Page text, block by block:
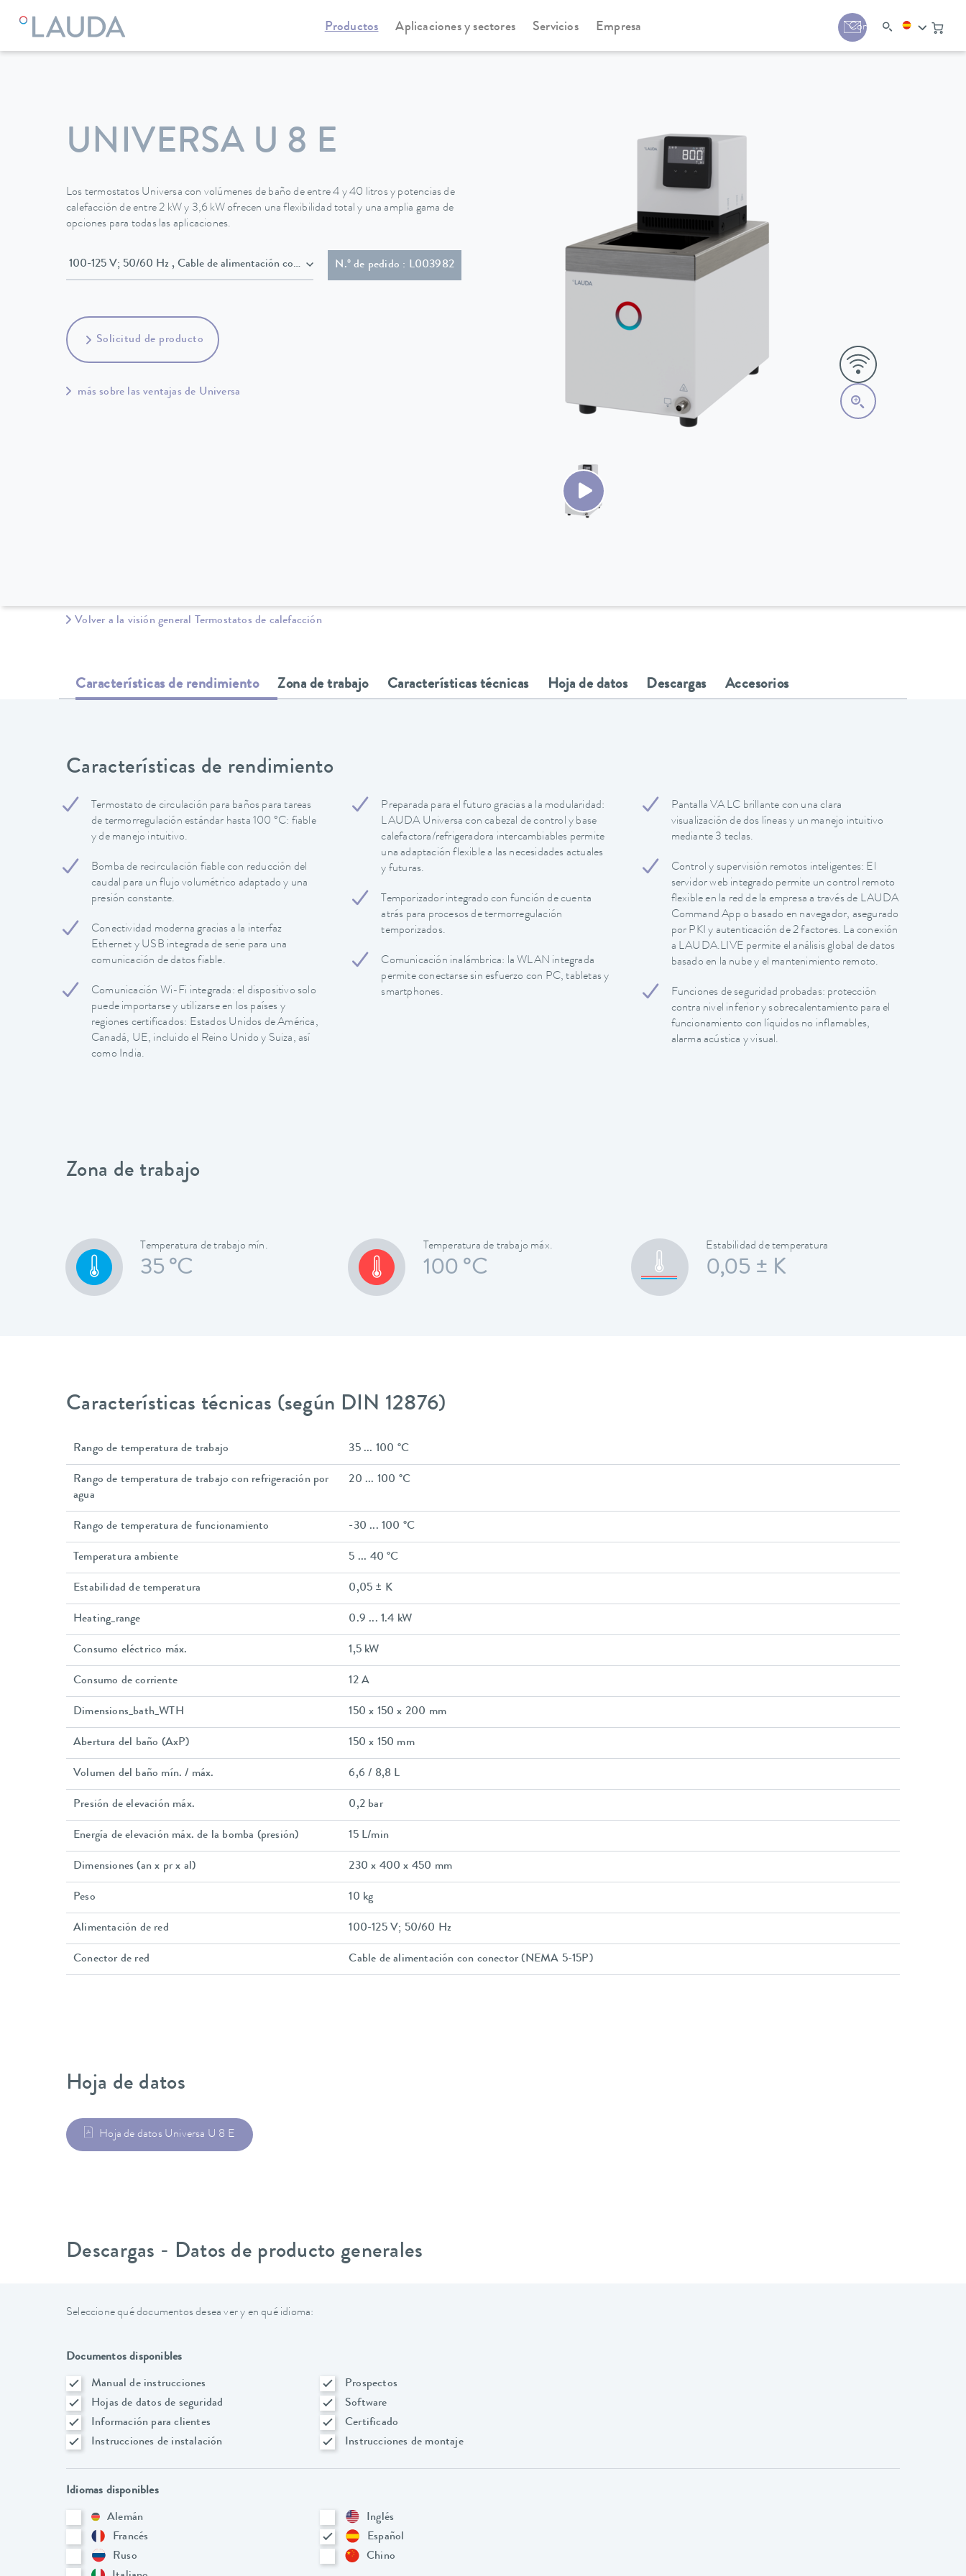
Productos Aplicaciones y sectores Servicios Empresa Contacto
LAUDA Equipos de termorregulación Termostatos de calefacción Universa
UNIVERSA U 8 E
Los termostatos Universa con volúmenes de baño de entre 4 y 40 litros y potencias de
calefacción de entre 2 kW y 3,6 kW ofrecen una flexibilidad total y una amplia gama de
opciones para todas las aplicaciones.
100-125 V; 50/60 Hz , Cable de alimentación con conector (NEMA 5-15P)
N.º de pedido : L003982
Solicitud de producto
más sobre las ventajas de Universa
Volver a la visión general Termostatos de calefacción
Características de rendimiento Zona de trabajo Características técnicas Hoja de datos Descargas Accesorios
Características de rendimiento
Termostato de circulación para baños para tareas
de termorregulación estándar hasta 100 °C: fiable
y de manejo intuitivo.
Bomba de recirculación fiable con reducción del
caudal para un flujo volumétrico adaptado y una
presión constante.
Conectividad moderna gracias a la interfaz
Ethernet y USB integrada de serie para una
comunicación de datos fiable.
Comunicación Wi-Fi integrada: el dispositivo solo
puede importarse y utilizarse en los países y
regiones certificados: Estados Unidos de América,
Canadá, UE, incluido el Reino Unido y Suiza, así
como India.
Preparada para el futuro gracias a la modularidad:
LAUDA Universa con cabezal de control y base
calefactora/refrigeradora intercambiables permite
una adaptación flexible a las necesidades actuales
y futuras.
Temporizador integrado con función de cuenta
atrás para procesos de termorregulación
temporizados.
Comunicación inalámbrica: la WLAN integrada
permite conectarse sin esfuerzo con PC, tabletas y
smartphones.
Pantalla VA LC brillante con una clara
visualización de dos líneas y un manejo intuitivo
mediante 3 teclas.
Control y supervisión remotos inteligentes: El
servidor web integrado permite un control remoto
flexible en la red de la empresa a través de LAUDA
Command App o basado en navegador, asegurado
por PKI y autenticación de 2 factores. La conexión
a LAUDA.LIVE permite el análisis global de datos
basado en la nube y el mantenimiento remoto.
Funciones de seguridad probadas: protección
contra nivel inferior y sobrecalentamiento para el
funcionamiento con líquidos no inflamables,
alarma acústica y visual.
Zona de trabajo
Temperatura de trabajo mín.
35 °C
Temperatura de trabajo máx.
100 °C
Estabilidad de temperatura
0,05 ± K
Características técnicas (según DIN 12876)
Rango de temperatura de trabajo 35 ... 100 °C
Rango de temperatura de trabajo con refrigeración por
agua
20 ... 100 °C
Rango de temperatura de funcionamiento -30 ... 100 °C
Temperatura ambiente 5 ... 40 °C
Estabilidad de temperatura 0,05 ± K
Heating_range 0.9 ... 1.4 kW
Consumo eléctrico máx. 1,5 kW
Consumo de corriente 12 A
Dimensions_bath_WTH 150 x 150 x 200 mm
Abertura del baño (AxP) 150 x 150 mm
Volumen del baño mín. / máx. 6,6 / 8,8 L
Presión de elevación máx. 0,2 bar
Energía de elevación máx. de la bomba (presión) 15 L/min
Dimensiones (an x pr x al) 230 x 400 x 450 mm
Peso 10 kg
Alimentación de red 100-125 V; 50/60 Hz
Conector de red Cable de alimentación con conector (NEMA 5-15P)
Hoja de datos
Hoja de datos Universa U 8 E
Descargas - Datos de producto generales
Seleccione qué documentos desea ver y en qué idioma:
Documentos disponibles
Manual de instrucciones
Prospectos
Hojas de datos de seguridad
Software
Información para clientes
Certificado
Instrucciones de instalación
Instrucciones de montaje
Idiomas disponibles
Alemán
Inglés
Francés
Español
Ruso
Chino